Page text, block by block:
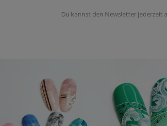
Du kannst den Newsletter jederzeit